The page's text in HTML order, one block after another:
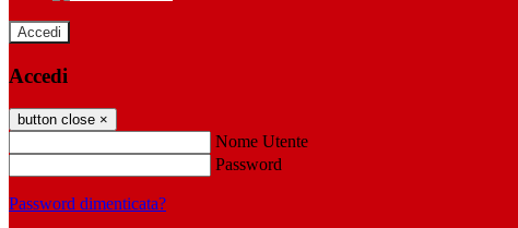
Accedi
Accedi
button close ×
Nome Utente
Password
Password dimenticata?